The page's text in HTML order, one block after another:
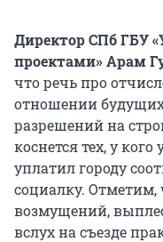
Директор СПб ГБУ
проектами» Арам
что речь про
отношении
разрешений на
коснется тех, у
уплатил городу
социалку. Отметим,
возмущений,
вслух на съезде